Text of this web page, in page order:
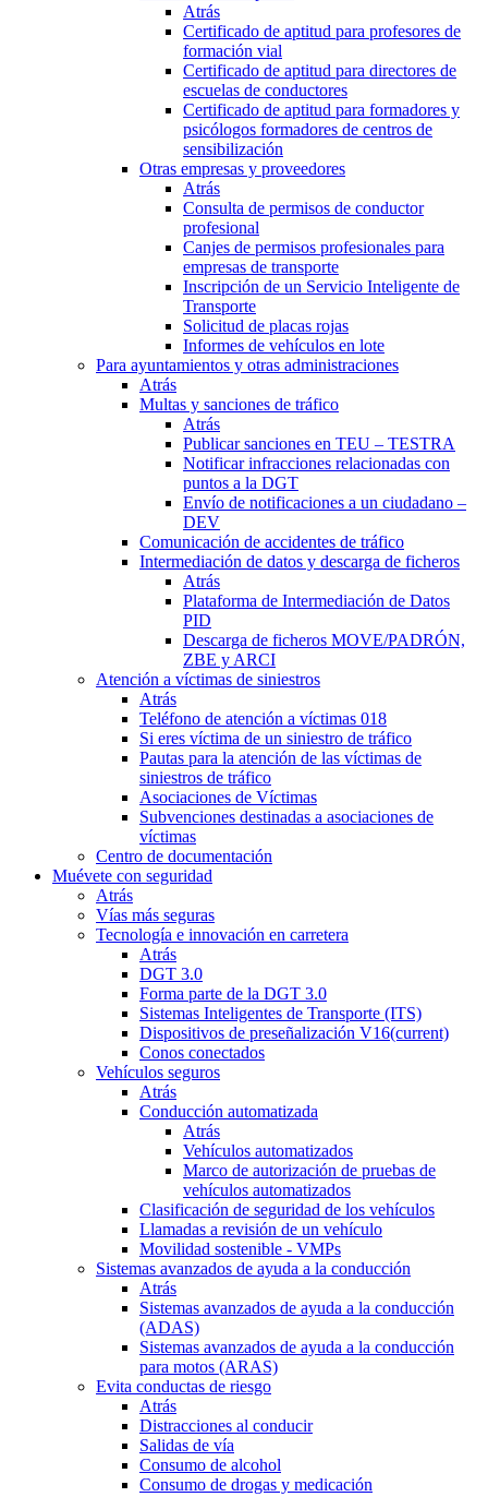
Atrás
Certificado de aptitud para profesores de
formación vial
Certificado de aptitud para directores de
escuelas de conductores
Certificado de aptitud para formadores y
psicólogos formadores de centros de
sensibilización
Otras empresas y proveedores
Atrás
Consulta de permisos de conductor
profesional
Canjes de permisos profesionales para
empresas de transporte
Inscripción de un Servicio Inteligente de
Transporte
Solicitud de placas rojas
Informes de vehículos en lote
Para ayuntamientos y otras administraciones
Atrás
Multas y sanciones de tráfico
Atrás
Publicar sanciones en TEU – TESTRA
Notificar infracciones relacionadas con
puntos a la DGT
Envío de notificaciones a un ciudadano –
DEV
Comunicación de accidentes de tráfico
Intermediación de datos y descarga de ficheros
Atrás
Plataforma de Intermediación de Datos
PID
Descarga de ficheros MOVE/PADRÓN,
ZBE y ARCI
Atención a víctimas de siniestros
Atrás
Teléfono de atención a víctimas 018
Si eres víctima de un siniestro de tráfico
Pautas para la atención de las víctimas de
siniestros de tráfico
Asociaciones de Víctimas
Subvenciones destinadas a asociaciones de
víctimas
Centro de documentación
Muévete con seguridad
Atrás
Vías más seguras
Tecnología e innovación en carretera
Atrás
DGT 3.0
Forma parte de la DGT 3.0
Sistemas Inteligentes de Transporte (ITS)
Dispositivos de preseñalización V16(current)
Conos conectados
Vehículos seguros
Atrás
Conducción automatizada
Atrás
Vehículos automatizados
Marco de autorización de pruebas de
vehículos automatizados
Clasificación de seguridad de los vehículos
Llamadas a revisión de un vehículo
Movilidad sostenible - VMPs
Sistemas avanzados de ayuda a la conducción
Atrás
Sistemas avanzados de ayuda a la conducción
(ADAS)
Sistemas avanzados de ayuda a la conducción
para motos (ARAS)
Evita conductas de riesgo
Atrás
Distracciones al conducir
Salidas de vía
Consumo de alcohol
Consumo de drogas y medicación